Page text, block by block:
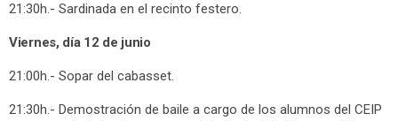
21:30h.- Sardinada en el recinto festero.
Viernes, día 12 de junio
21:00h.- Sopar del cabasset.
21:30h.- Demostración de baile a cargo de los alumnos del CEIP